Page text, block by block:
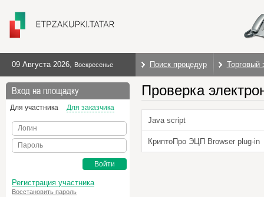
09 Августа 2026, Воскресенье Поиск процедур Торговый
Вход на площадку
Для участника Для заказчика
Логин
Пароль
Войти
Регистрация участника
Восстановить пароль
Проверка
Java script
КриптоПро ЭЦП Browser plug-in